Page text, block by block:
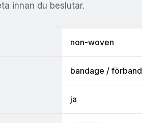
innan du beslutar.
non-woven
bandage / förband
ja